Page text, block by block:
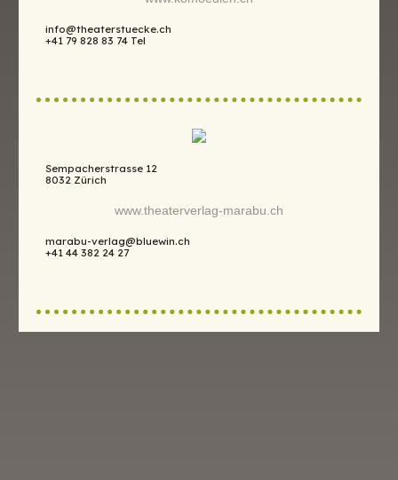
info@theaterstuecke.ch
+41 79 828 83 74 Tel
Sempacherstrasse 12
8032 Zürich
www.theaterverlag-marabu.ch
marabu-verlag@bluewin.ch
+41 44 382 24 27